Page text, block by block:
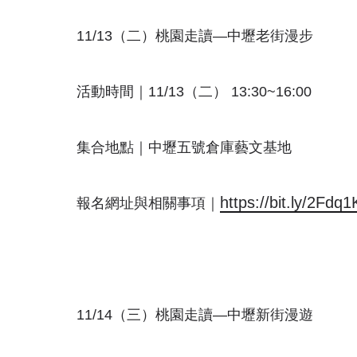
11/13（二）桃園走讀—中壢老街漫步
活動時間｜11/13（二） 13:30~16:00
集合地點｜中壢五號倉庫藝文基地
報名網址與相關事項｜ https://bit.ly/
11/14（三）桃園走讀—中壢新街漫遊